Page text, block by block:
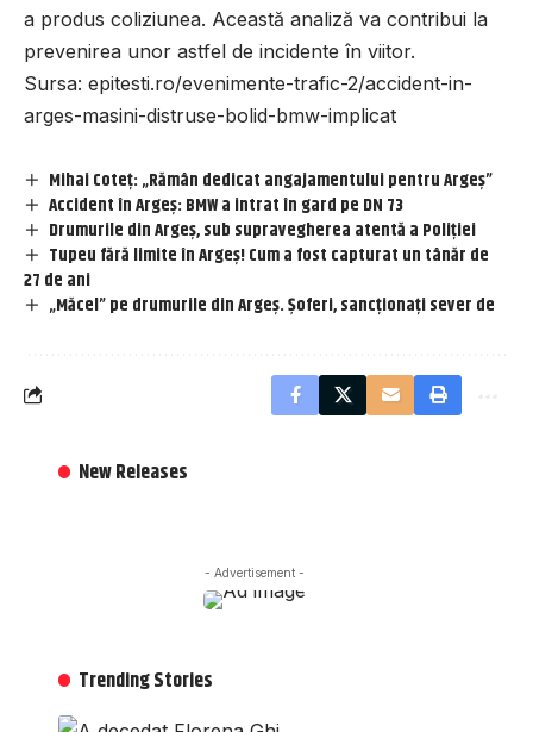
a produs coliziunea. Această analiză va contribui la
prevenirea unor astfel de incidente în viitor.
Sursa: epitesti.ro/evenimente-trafic-2/accident-in-
arges-masini-distruse-bolid-bmw-implicat
Mihai Coteț: „Rămân dedicat angajamentului pentru Argeș”
Accident în Argeș: BMW a intrat în gard pe DN 73
Drumurile din Argeș, sub supravegherea atentă a Poliției
Tupeu fără limite în Argeș! Cum a fost capturat un tânăr de
27 de ani
„Măcel” pe drumurile din Argeș. Șoferi, sancționați sever de
New Releases
- Advertisement -
Trending Stories